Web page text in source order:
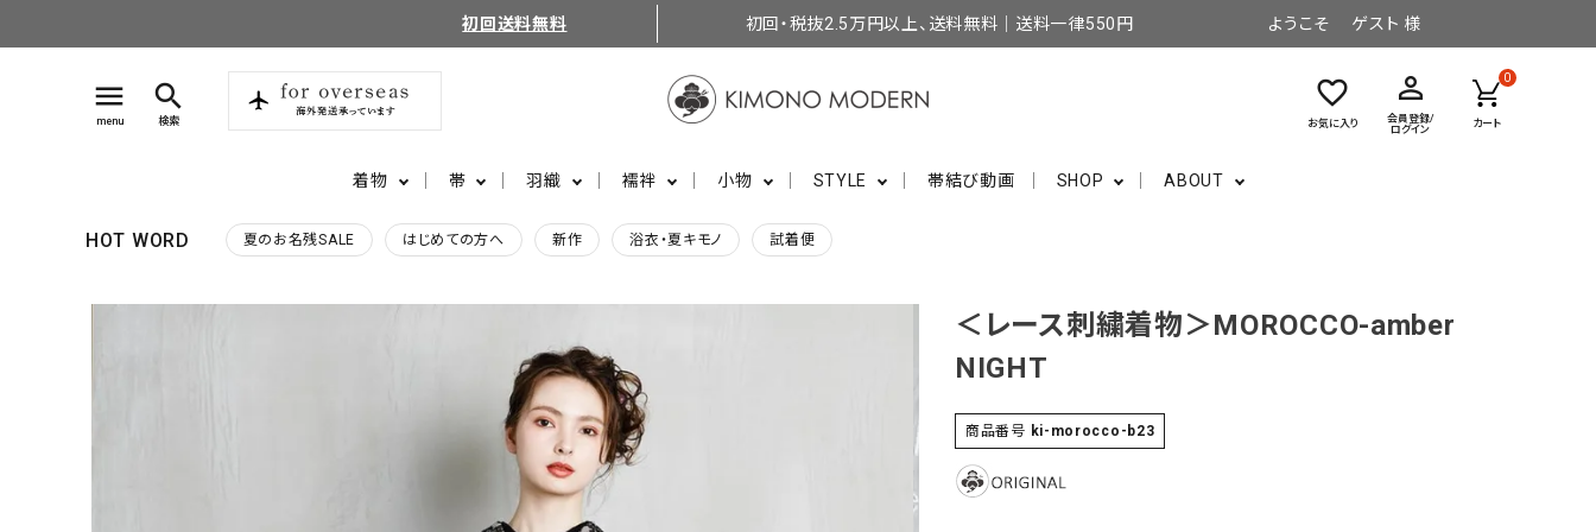
初回送料無料 初回・税抜2.5万円以上、送料無料｜送料一律550円 ようこそ ゲスト 様
menu
menu
search
検索
favorite_border
お気に入り
perm_identity
会員登録/
ログイン
0
カート
着物 帯 羽織 襦袢 小物 STYLE 帯結び動画 SHOP ABOUT
HOT WORD 夏のお名残SALE はじめての方へ 新作 浴衣・夏キモノ 試着便
＜レース刺繍着物＞MOROCCO-amber
NIGHT
商品番号 ki-morocco-b23